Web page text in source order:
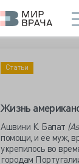
Статьи
Жизнь
Ашвини К. Бапат
помощи, и ее муж,
укрепилось во
городам